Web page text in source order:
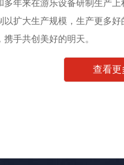
多年来在游乐设备研制生产
以扩大生产规模，生产更多
手共创美好的明天。
查看更